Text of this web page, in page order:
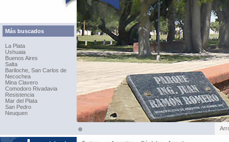
Más buscados
La Plata
Ushuaia
Buenos Aires
Salta
Bariloche, San Carlos de
Necochea
Mina Clavero
Comodoro Rivadavia
Resistencia
Mar del Plata
San Pedro
Neuquen